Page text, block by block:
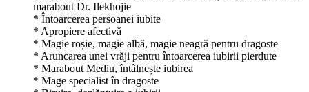
marabout Dr. Ilekhojie
* Întoarcerea persoanei iubite
* Apropiere afectivă
* Magie roșie, magie albă, magie neagră pentru dragoste
* Aruncarea unei vrăji pentru întoarcerea iubirii pierdute
* Marabout Mediu, întâlnește iubirea
* Mage specialist în dragoste